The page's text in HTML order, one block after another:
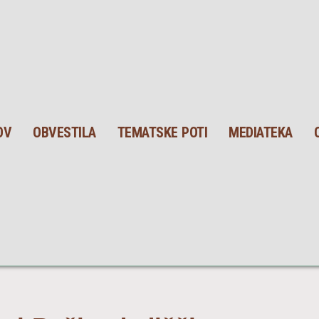
OBVESTILA TEMATSKE POTI MEDIATEKA